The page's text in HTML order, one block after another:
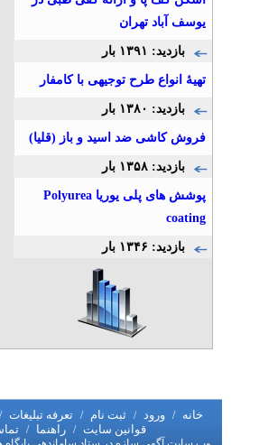
یوسف آباد تهران
بازدید: ۱۳۹۱ بار
تهیۀ انواع طرح توجیهی با کامفار
بازدید: ۱۳۸۰ بار
فروش کاشی ضد اسید و باز (قلیا)
بازدید: ۱۳۵۸ بار
پوشش های پلی یوریا Polyurea
coating
بازدید: ۱۳۴۶ بار
خانه / ورود / ثبت نام / تعرفه تبلیغات /
قوانین سایت / راهنما /